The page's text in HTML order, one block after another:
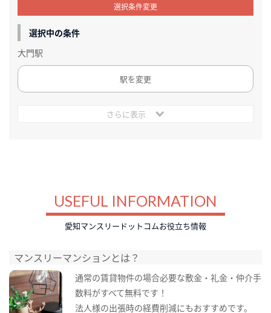
選択条件変更
選択中の条件
大門駅
駅を変更
さらに表示
USEFUL INFORMATION
愛知マンスリードットコムお役立ち情報
マンスリーマンションとは？
通常の賃貸物件の場合必要な敷金・礼金・仲介手
数料がすべて無料です！
法人様の出張時の経費削減にもおすすめです。